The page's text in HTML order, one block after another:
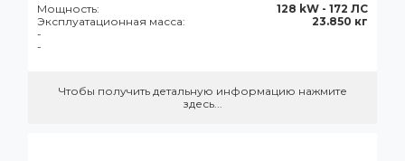
Мощность:
128 kW - 172 ЛС
Эксплуатационная масса:
23.850 кг
-
-
Чтобы получить детальную информацию нажмите
здесь...